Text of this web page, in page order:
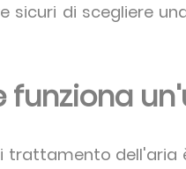
sicuri di scegliere
funziona
trattamento dell'aria